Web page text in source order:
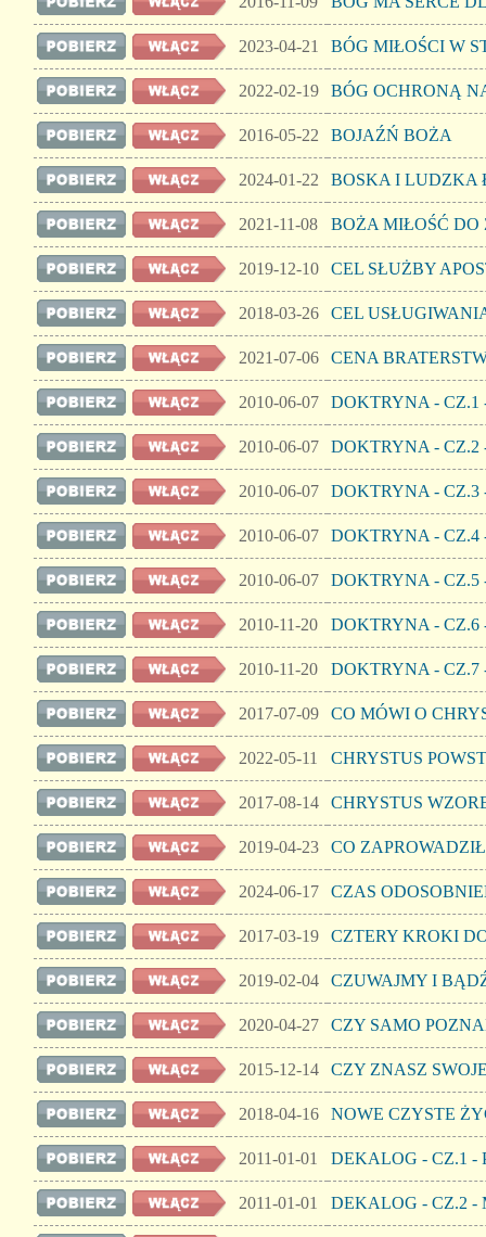
2023-04-21 BÓG MIŁOŚCI W
2022-02-19 BÓG OCHRONĄ
2016-05-22 BOJAŹŃ BOŻA
2024-01-22 BOSKA I LUDZKA
2021-11-08 BOŻA MIŁOŚĆ
2019-12-10 CEL SŁUŻBY
2018-03-26 CEL
2021-07-06 CENA
2010-06-07 DOKTRYNA - CZ.1
2010-06-07 DOKTRYNA - CZ.2
2010-06-07 DOKTRYNA - CZ.3
2010-06-07 DOKTRYNA - CZ.4
2010-06-07 DOKTRYNA -
2010-11-20 DOKTRYNA - CZ.6
2010-11-20 DOKTRYNA - CZ.7
2017-07-09 CO MÓWI O
2022-05-11 CHRYSTUS
2017-08-14 CHRYSTUS
2019-04-23 CO
2024-06-17 CZAS
2017-03-19 CZTERY KROKI
2019-02-04 CZUWAJMY I
2020-04-27 CZY SAMO
2015-12-14 CZY ZNASZ
2018-04-16 NOWE CZYSTE
2011-01-01 DEKALOG - CZ.1 -
2011-01-01 DEKALOG - CZ.2 -